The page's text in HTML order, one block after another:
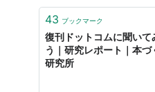
43 ブックマーク
復刊ドットコムに聞いて
う｜研究レポート｜本づ
研究所